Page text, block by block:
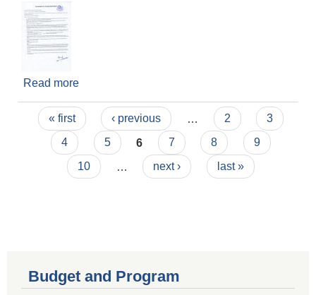
Read more
Pages
« first ‹ previous 2
3
4
5 6 7 8
9
10
next › last »
Budget and Program